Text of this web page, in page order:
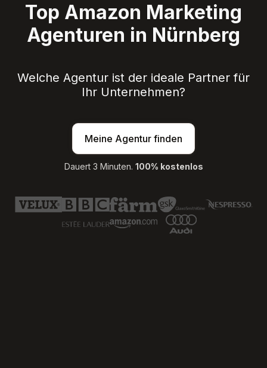
Top Amazon Marketing
Agenturen in Nürnberg
Welche Agentur ist der ideale Partner für
Ihr Unternehmen?
Meine Agentur finden
Dauert 3 Minuten. 100% kostenlos